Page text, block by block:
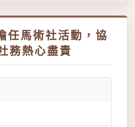
任馬術社活動，協
務熱心盡責